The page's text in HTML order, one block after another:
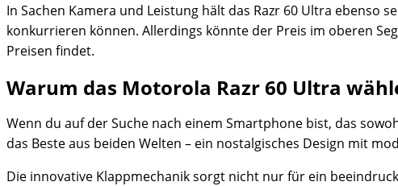
In Sachen Kamera und Leistung hält das Razr 60 Ultra ebenso
konkurrieren können. Allerdings könnte der Preis im oberen
Preisen findet.
Warum das Motorola Razr 60 Ultra
Wenn du auf der Suche nach einem Smartphone bist, das
das Beste aus beiden Welten – ein nostalgisches Design mit
Die innovative Klappmechanik sorgt nicht nur für ein